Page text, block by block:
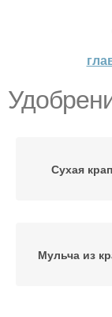
Сухая
Мульча из